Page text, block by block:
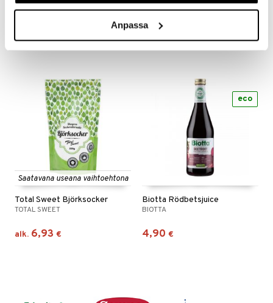
Anpassa
LINDROOS LANTMÄNNEN
18,90
Saatavana useana vaihtoehtona
Total Sweet Björksocker
TOTAL SWEET
alk. 6,93 €
Biotta Rödbetsjuice
BIOTTA
4,90 €
eco